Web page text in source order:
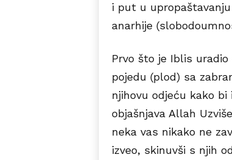
i put u
anarhije
Prvo što je Iblis
pojedu (plod) sa
njihovu odjeću kako
objašnjava Allah
neka vas nikako ne
izveo, skinuvši s njih